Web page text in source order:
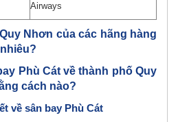
Airways
Nhơn của các hãng hàng
Phù Cát về thành phố Quy
cách nào?
về sân bay Phù Cát